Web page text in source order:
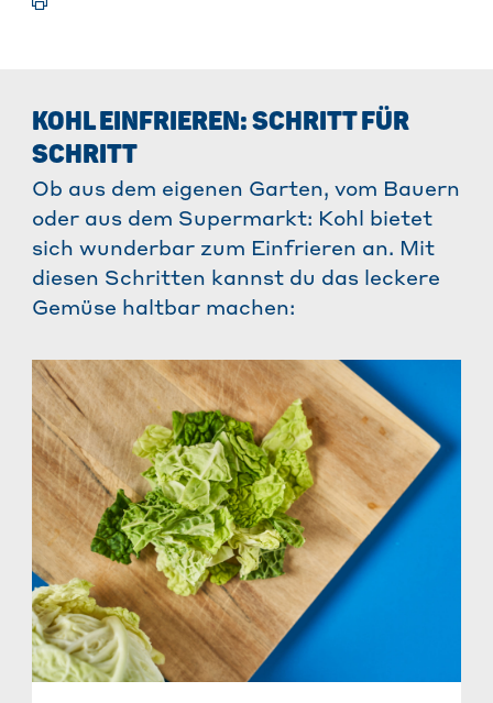
KOHL EINFRIEREN: SCHRITT FÜR
SCHRITT
Ob aus dem eigenen Garten, vom Bauern
oder aus dem Supermarkt: Kohl bietet
sich wunderbar zum Einfrieren an. Mit
diesen Schritten kannst du das leckere
Gemüse haltbar machen: